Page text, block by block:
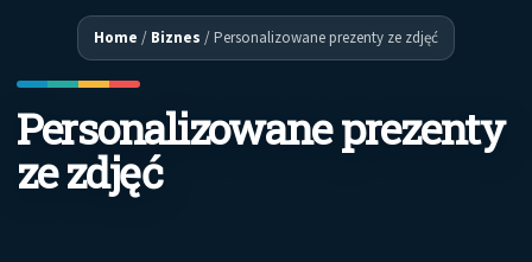
Home / Biznes /Personalizowane prezenty ze zdjęć
Personalizowane prezenty
ze zdjęć